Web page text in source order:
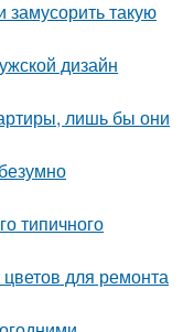
замусорить такую
дизайн
лишь бы они
типичного
для ремонта